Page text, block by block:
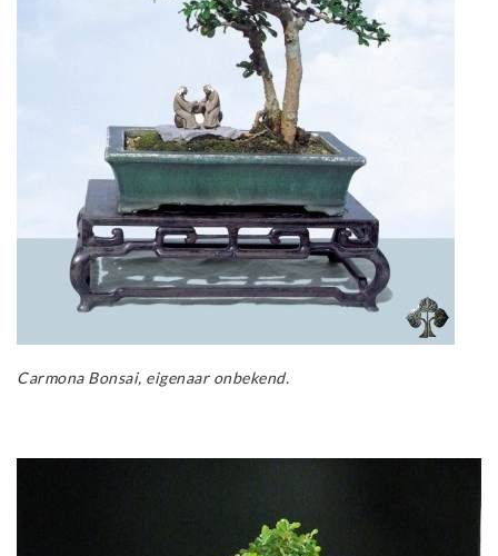
Carmona Bonsai, eigenaar onbekend.